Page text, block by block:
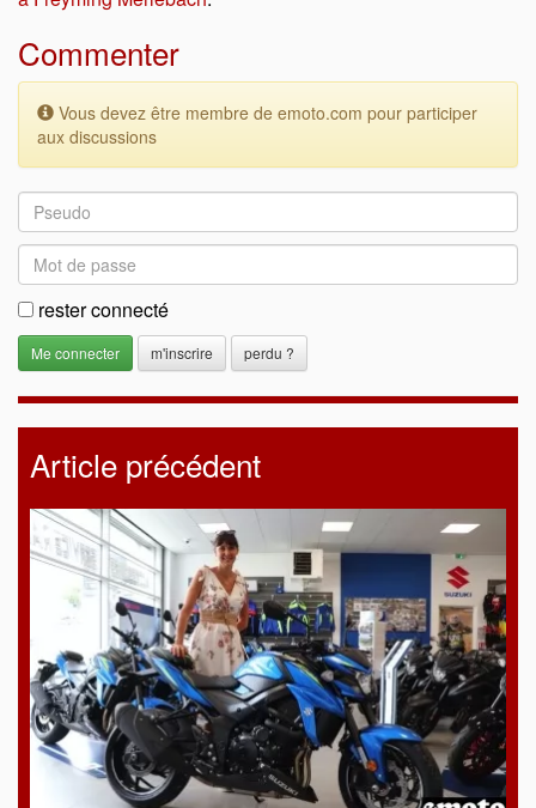
Commenter
Vous devez être membre de emoto.com pour participer
aux discussions
rester connecté
m'inscrire perdu ?
Article précédent